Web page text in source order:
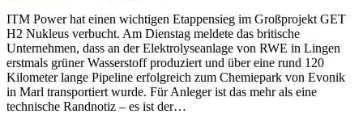
ITM Power hat einen wichtigen Etappensieg im Großprojekt GET
H2 Nukleus verbucht. Am Dienstag meldete das britische
Unternehmen, dass an der Elektrolyseanlage von RWE in Lingen
erstmals grüner Wasserstoff produziert und über eine rund 120
Kilometer lange Pipeline erfolgreich zum Chemiepark von Evonik
in Marl transportiert wurde. Für Anleger ist das mehr als eine
technische Randnotiz – es ist der…